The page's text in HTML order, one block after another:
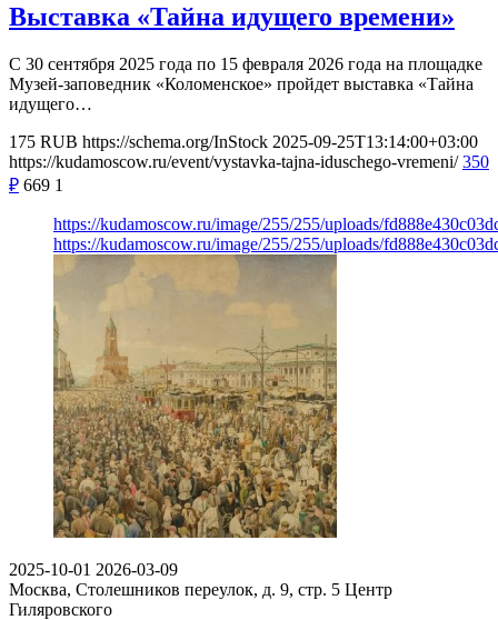
Выставка «Тайна идущего времени»
С 30 сентября 2025 года по 15 февраля 2026 года на площадке
Музей-заповедник «Коломенское» пройдет выставка «Тайна
идущего…
175 RUB https://schema.org/InStock 2025-09-25T13:14:00+03:00
https://kudamoscow.ru/event/vystavka-tajna-iduschego-vremeni/ 350
₽ 669 1
https://kudamoscow.ru/image/255/255/uploads/
https://kudamoscow.ru/image/255/255/uploads/
2025-10-01 2026-03-09
Москва, Столешников переулок, д. 9, стр. 5 Центр
Гиляровского